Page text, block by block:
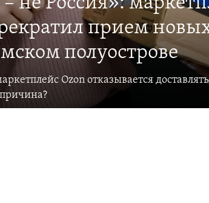
прием новых
полуострове
Ozon отказывается